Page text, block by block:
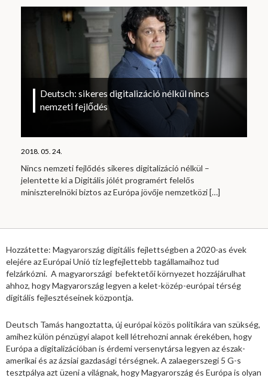
Deutsch: sikeres digitalizáció nélkül nincs
nemzeti fejlődés
2018. 05. 24.
Nincs nemzeti fejlődés sikeres digitalizáció nélkül –
jelentette ki a Digitális jólét programért felelős
miniszterelnöki biztos az Európa jövője nemzetközi[…]
Hozzátette: Magyarország digitális fejlettségben a 2020-as évek
elejére az Európai Unió tíz legfejlettebb tagállamaihoz tud
felzárkózni. A magyarországi befektetői környezet hozzájárulhat
ahhoz, hogy Magyarország legyen a kelet-közép-európai térség
digitális fejlesztéseinek központja.
Deutsch Tamás hangoztatta, új európai közös politikára van szükség,
amihez külön pénzügyi alapot kell létrehozni annak érekében, hogy
Európa a digitalizációban is érdemi versenytársa legyen az észak-
amerikai és az ázsiai gazdasági térségnek. A zalaegerszegi 5 G-s
tesztpálya azt üzeni a világnak, hogy Magyarország és Európa is olyan